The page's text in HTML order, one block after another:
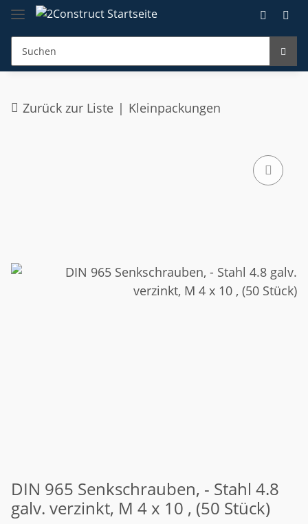
Zurück zur Liste Kleinpackungen
DIN 965 Senkschrauben, - Stahl 4.8
galv. verzinkt, M 4 x 10 , (50 Stück)